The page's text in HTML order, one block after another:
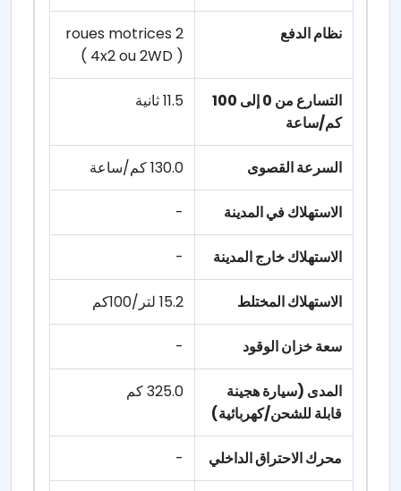
نظام الدفع
2 roues motrices
( 4x2 ou 2WD )
التسارع من 0 إلى 100
كم/ساعة
11.5 ثانية
السرعة القصوى 130.0 كم/ساعة
الاستهلاك في المدينة -
الاستهلاك خارج المدينة -
الاستهلاك المختلط 15.2 لتر/100كم
سعة خزان الوقود -
المدى (سيارة هجينة
قابلة للشحن/كهربائية)
325.0 كم
محرك الاحتراق الداخلي -